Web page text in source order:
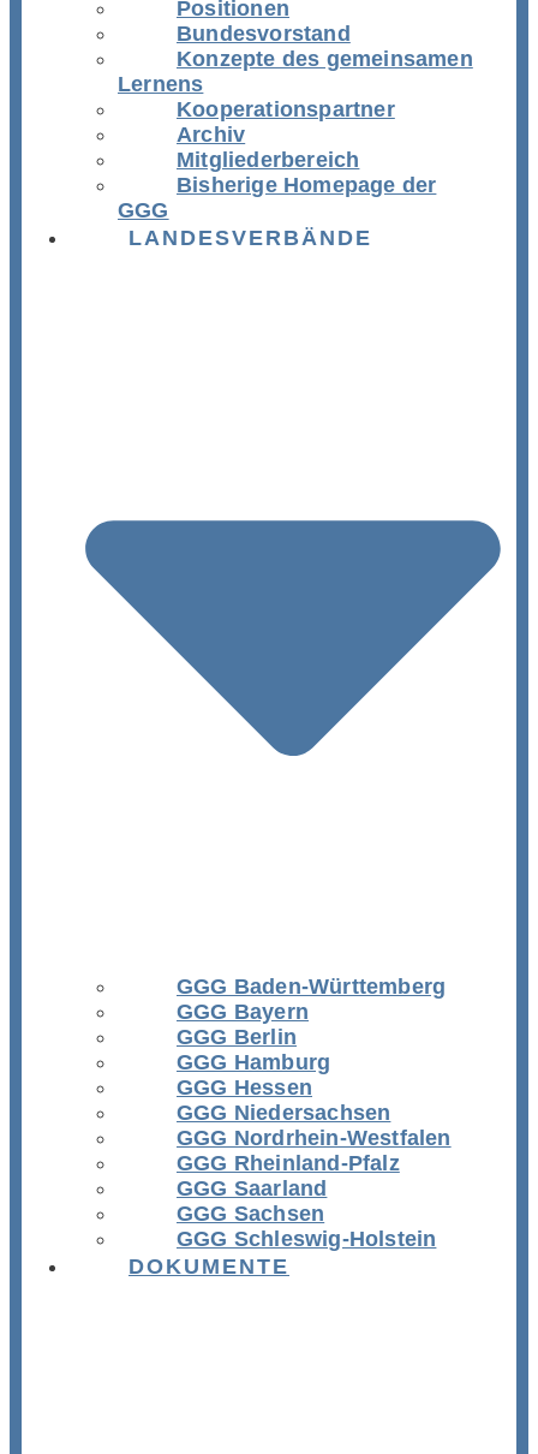
Positionen
Bundesvorstand
Konzepte des gemeinsamen
Lernens
Kooperationspartner
Archiv
Mitgliederbereich
Bisherige Homepage der
GGG
LANDESVERBÄNDE
GGG Baden-Württemberg
GGG Bayern
GGG Berlin
GGG Hamburg
GGG Hessen
GGG Niedersachsen
GGG Nordrhein-Westfalen
GGG Rheinland-Pfalz
GGG Saarland
GGG Sachsen
GGG Schleswig-Holstein
DOKUMENTE